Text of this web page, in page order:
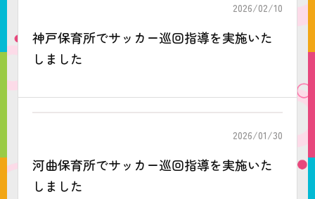
2026/02/10
神戸保育所でサッカー巡回指導を実施いた
しました
2026/01/30
河曲保育所でサッカー巡回指導を実施いた
しました